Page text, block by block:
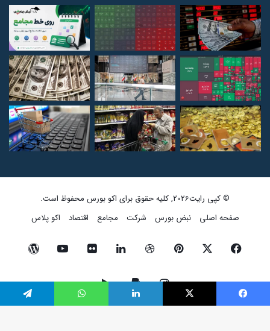
1 روز پیش
گزارش مجامع بورسی ۱۵ و ۱۷ مرداد ۱۴۰۵ | از تنفس مجمع تا تحقق زیان
۷۲۰ ریالی در این نماد‌ها
آخرین عناوین
صفحه اصلی
نبض بورس شرکت اقتصاد اکو پلاس
فیسبوک ایکس لینکداین واتس آپ تلگرام